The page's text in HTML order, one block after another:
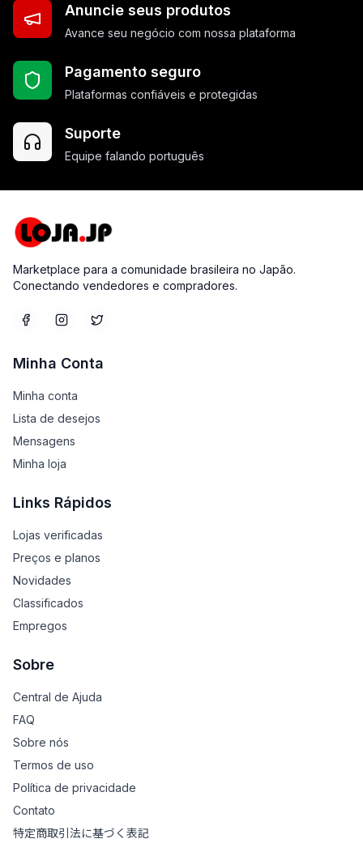
Anuncie seus produtos
Avance seu negócio com nossa plataforma
Pagamento seguro
Plataformas confiáveis e protegidas
Suporte
Equipe falando português
Marketplace para a comunidade brasileira no Japão.
Conectando vendedores e compradores.
Minha Conta
Minha conta
Lista de desejos
Mensagens
Minha loja
Links Rápidos
Lojas verificadas
Preços e planos
Novidades
Classificados
Empregos
Sobre
Central de Ajuda
FAQ
Sobre nós
Termos de uso
Política de privacidade
Contato
特定商取引法に基づく表記